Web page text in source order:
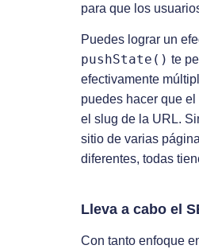
para que los
Puedes lograr un
pushState() te
efectivamente
puedes hacer que
el slug de la URL.
sitio de varias
diferentes, todas
Lleva a cabo el
Con tanto enfoque